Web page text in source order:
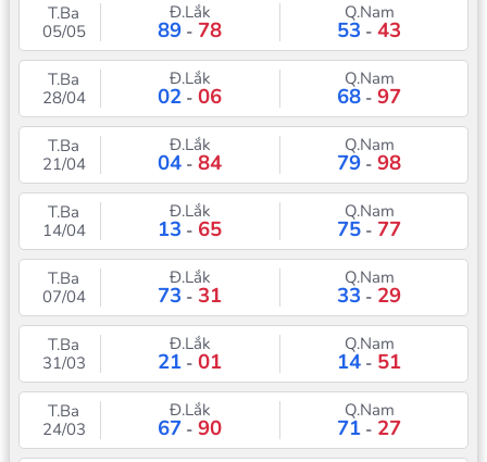
T.Ba
05/05
Đ.Lắk
89 - 78
Q.Nam
53 -43
T.Ba
28/04
Đ.Lắk
02 -06
Q.Nam
68 -97
T.Ba
21/04
Đ.Lắk
04 -84
Q.Nam
79 -98
T.Ba
14/04
Đ.Lắk
13 - 65
Q.Nam
75 - 77
T.Ba
07/04
Đ.Lắk
73 -31
Q.Nam
33 - 29
T.Ba
31/03
Đ.Lắk
21 -01
Q.Nam
14 - 51
T.Ba
24/03
Đ.Lắk
67 -90
Q.Nam
71 - 27